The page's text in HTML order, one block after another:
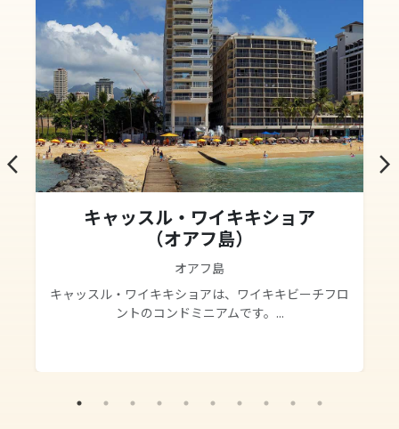
arrow_back_ios
キャッスル・ワイキキショア
（オアフ島）
オアフ島
キャッスル・ワイキキショアは、ワイキキビーチフロ
ントのコンドミニアムです。...
arrow_forward_ios